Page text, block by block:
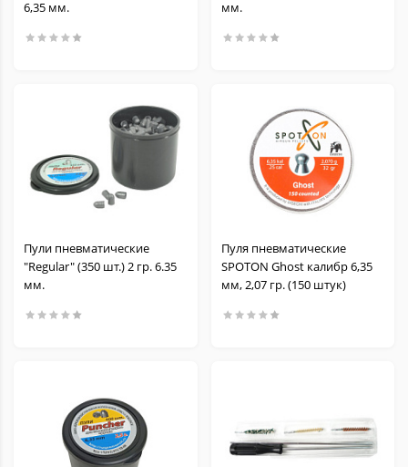
6,35 мм. мм.
Пули пневматические
"Regular" (350 шт.) 2 гр. 6.35
мм.
Пуля пневматические
SPOTON Ghost калибр 6,35
мм, 2,07 гр. (150 штук)